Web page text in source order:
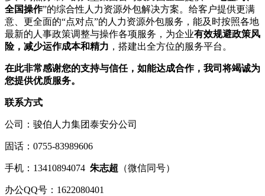
全国操作”的综合性人力资源外包解决方案。给客户提供更满
意、更全面的“点对点”的人力资源外包服务，能及时按照各地
最新的人事政策调整与操作各项服务，为企业有效规避政策风
险，减少运作成本和精力 ，搭建出全方位的服务平台。
在此非常感谢您的支持与信任，如能达成合作，我司将竭诚为
您提供优质服务。
联系方式
公司：骏伯人力集团泰安分公司
固话：0755-83989606
手机：13410894074 朱志超 （微信同号）
办公QQ号：1622080401